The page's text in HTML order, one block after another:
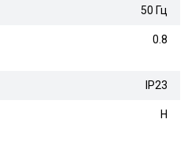
50 Гц
0.8
IP23
H